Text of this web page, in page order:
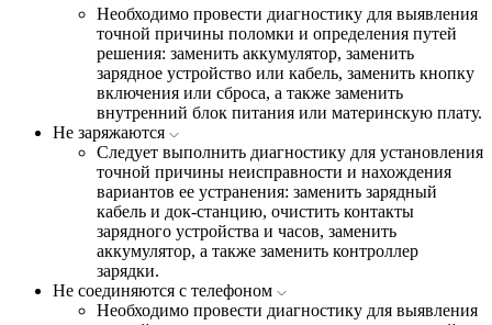
Необходимо провести диагностику для выявления
точной причины поломки и определения путей
решения: заменить аккумулятор, заменить
зарядное устройство или кабель, заменить кнопку
включения или сброса, а также заменить
внутренний блок питания или материнскую плату.
Не заряжаются
Следует выполнить диагностику для установления
точной причины неисправности и нахождения
вариантов ее устранения: заменить зарядный
кабель и док-станцию, очистить контакты
зарядного устройства и часов, заменить
аккумулятор, а также заменить контроллер
зарядки.
Не соединяются с телефоном
Необходимо провести диагностику для выявления